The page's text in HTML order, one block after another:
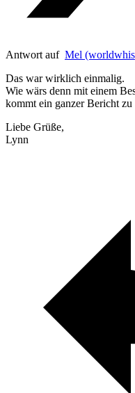
Antwort auf Mel
Das war wirklich einmalig.
Wie wärs denn mit einem
kommt ein ganzer Bericht
Liebe Grüße,
Lynn